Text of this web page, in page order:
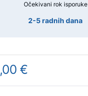
Očekivani rok isporuke
2-5 radnih dana
€